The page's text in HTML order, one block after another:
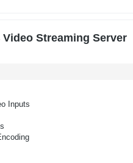
Video Streaming Server
Inputs